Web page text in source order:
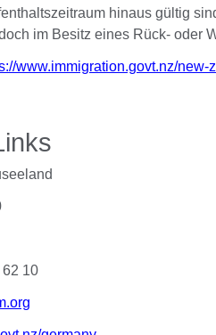
hinaus gültig
im Besitz eines Rück- oder
www.immigration.govt.nz/
62 10